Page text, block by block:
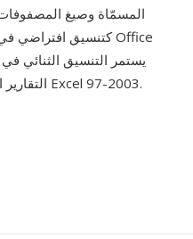
المسمّاة وصيغ
التقارير القديمة وأي بيئة تتطلب التوافق مع Excel 97-2003.